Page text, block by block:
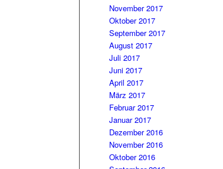
November 2017
Oktober 2017
September 2017
August 2017
Juli 2017
Juni 2017
April 2017
März 2017
Februar 2017
Januar 2017
Dezember 2016
November 2016
Oktober 2016